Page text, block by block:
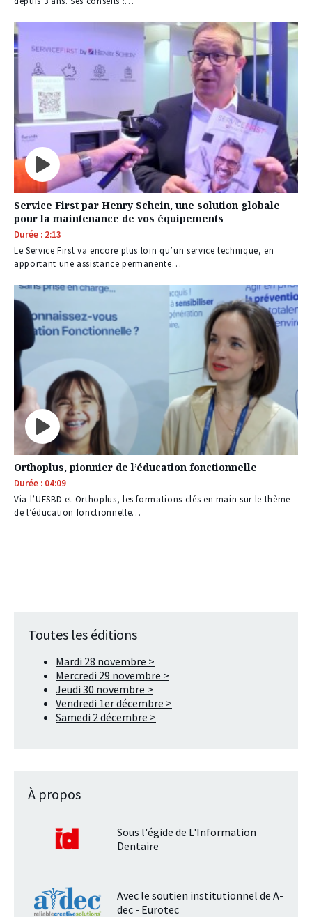
Service First par Henry Schein, une solution globale
pour la maintenance de vos équipements
Durée : 2:13
Le Service First va encore plus loin qu’un service technique, en
apportant une assistance permanente…
Orthoplus, pionnier de l’éducation fonctionnelle
Durée : 04:09
Via l’UFSBD et Orthoplus, les formations clés en main sur le thème
de l’éducation fonctionnelle…
Toutes les éditions
Mardi 28 novembre >
Mercredi 29 novembre >
Jeudi 30 novembre >
Vendredi 1er décembre >
Samedi 2 décembre >
À propos
Sous l'égide de L'Information
Dentaire
Avec le soutien institutionnel de A-
dec - Eurotec